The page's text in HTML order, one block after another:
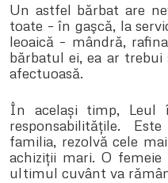
Un astfel bărbat are
toate – în gaşcă, la
leoaică – mândră,
bărbatul ei, ea ar trebui
afectuoasă.
În același timp, Leul
responsabilitățile.
familia, rezolvă cele
achiziții mari. O
ultimul cuvânt va